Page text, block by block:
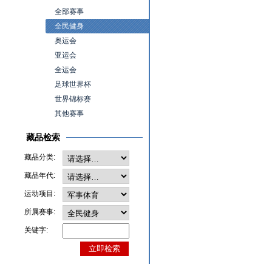
全部赛事
全民健身
奥运会
亚运会
全运会
足球世界杯
世界锦标赛
其他赛事
藏品检索
藏品分类:
藏品年代:
运动项目:
所属赛事:
关键字: